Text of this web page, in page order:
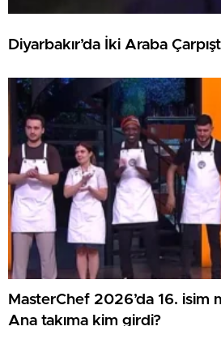
Diyarbakır’da İki Araba
MasterChef 2026’da 16. isim
Ana takıma kim girdi?